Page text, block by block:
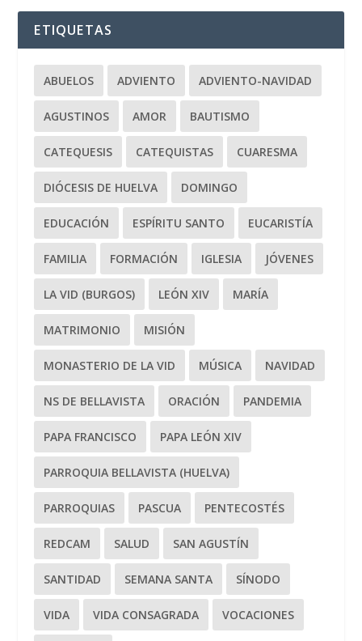
ETIQUETAS
ABUELOS ADVIENTO ADVIENTO-NAVIDAD
AGUSTINOS AMOR BAUTISMO
CATEQUESIS CATEQUISTAS CUARESMA
DIÓCESIS DE HUELVA DOMINGO
EDUCACIÓN ESPÍRITU SANTO EUCARISTÍA
FAMILIA FORMACIÓN IGLESIA JÓVENES
LA VID (BURGOS) LEÓN XIV MARÍA
MATRIMONIO MISIÓN
MONASTERIO DE LA VID MÚSICA NAVIDAD
NS DE BELLAVISTA ORACIÓN PANDEMIA
PAPA FRANCISCO PAPA LEÓN XIV
PARROQUIA BELLAVISTA (HUELVA)
PARROQUIAS PASCUA PENTECOSTÉS
REDCAM SALUD SAN AGUSTÍN
SANTIDAD SEMANA SANTA SÍNODO
VIDA VIDA CONSAGRADA VOCACIONES